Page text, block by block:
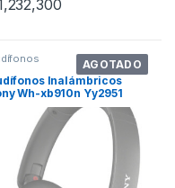
AGOTADO
Inalámbricos
Wh-xb910n Yy2951